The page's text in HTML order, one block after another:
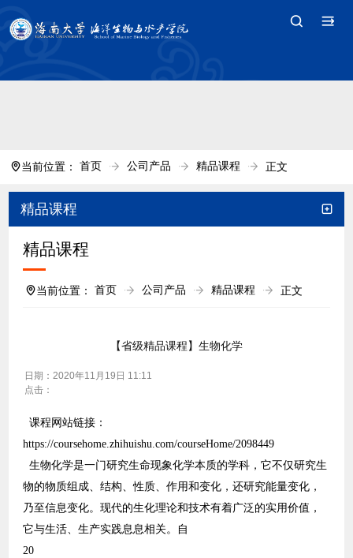
中国·tyc7111cc太阳(集团)官方网站-Branding
当前位置：首页 公司产品 精品课程 正文
精品课程
精品课程
当前位置：首页 公司产品 精品课程 正文
【省级精品课程】生物化学
日期：2020年11月19日 11:11
点击：
课程网站链接：
https://coursehome.zhihuishu.com/courseHome/2098449
生物化学是一门研究生命现象化学本质的学科，它不仅研究生
物的物质组成、结构、性质、作用和变化，还研究能量变化，
乃至信息变化。现代的生化理论和技术有着广泛的实用价值，
它与生活、生产实践息息相关。自
20